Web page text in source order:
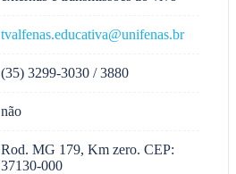
tvalfenas.educativa@unifenas.br
(35) 3299-3030 / 3880
não
Rod. MG 179, Km zero. CEP:
37130-000